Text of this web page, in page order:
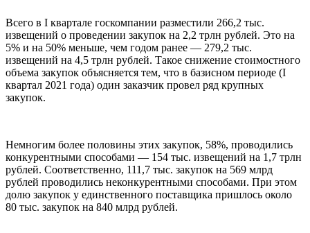
Всего в I квартале госкомпании разместили 266,2 тыс.
извещений о проведении закупок на 2,2 трлн рублей. Это на
5% и на 50% меньше, чем годом ранее — 279,2 тыс.
извещений на 4,5 трлн рублей. Такое снижение стоимостного
объема закупок объясняется тем, что в базисном периоде (I
квартал 2021 года) один заказчик провел ряд крупных
закупок.
Немногим более половины этих закупок, 58%, проводились
конкурентными способами — 154 тыс. извещений на 1,7 трлн
рублей. Соответственно, 111,7 тыс. закупок на 569 млрд
рублей проводились неконкурентными способами. При этом
долю закупок у единственного поставщика пришлось около
80 тыс. закупок на 840 млрд рублей.